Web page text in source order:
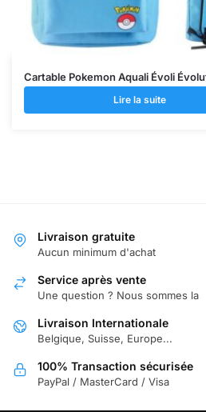
Cartable Pokemon Aquali Évoli
Lire la suite
Livraison gratuite
Aucun minimum d'achat
Service après vente
Une question ? Nous sommes la
Livraison Internationale
Belgique, Suisse, Europe...
100% Transaction sécurisée
PayPal / MasterCard / Visa